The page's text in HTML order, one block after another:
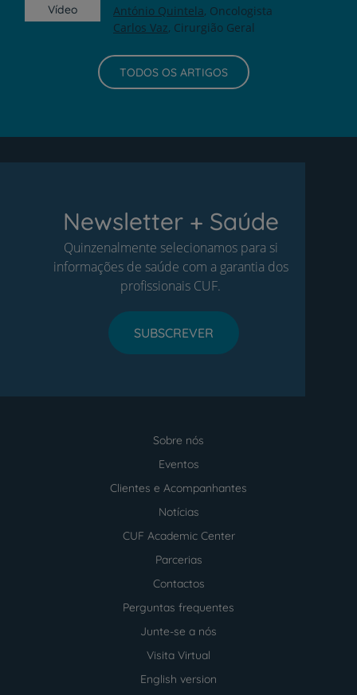
Vídeo António Quintela Oncologista
Carlos Vaz Cirurgião Geral
TODOS OS ARTIGOS
Newsletter + Saúde
Quinzenalmente selecionamos para si
informações de saúde com a garantia dos
profissionais CUF.
SUBSCREVER
Sobre nós
Eventos
Clientes e Acompanhantes
Notícias
CUF Academic Center
Parcerias
Contactos
Perguntas frequentes
Junte-se a nós
Visita Virtual
English version